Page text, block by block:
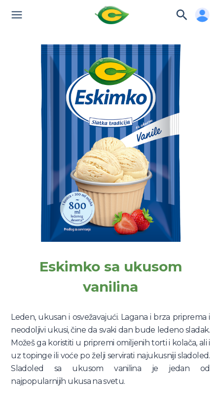
Eskimko sa ukusom
vanilina
Leden, ukusan i osvežavajući. Lagana i brza priprema i
neodoljivi ukusi, čine da svaki dan bude ledeno sladak.
Možeš ga koristiti u pripremi omiljenih torti i kolača, ali i
uz topinge ili voće po želji servirati najukusniji sladoled.
Sladoled sa ukusom vanilina je jedan od
najpopularnijih ukusa na svetu.